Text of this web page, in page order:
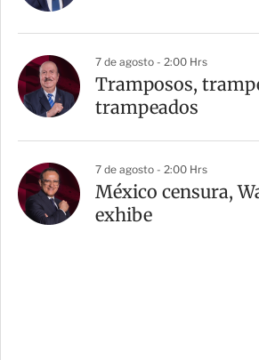
7 de agosto - 2:00 Hrs
Tramposos,
trampeados
7 de agosto - 2:00 Hrs
México censura,
exhibe